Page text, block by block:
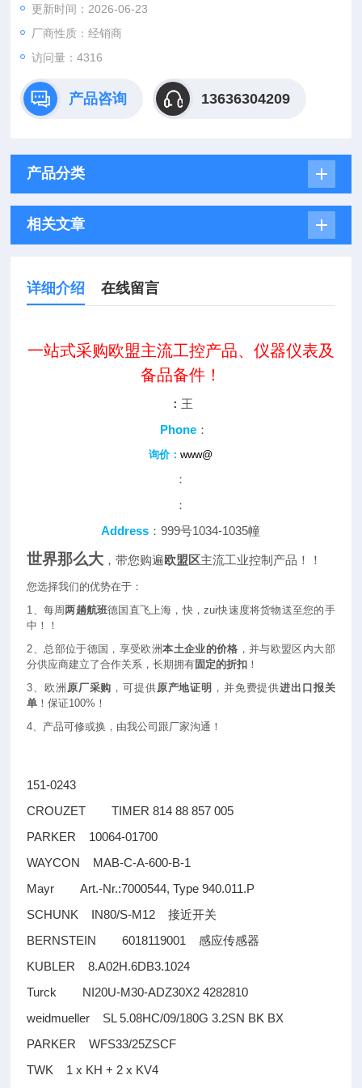
更新时间：2026-06-23
厂商性质：经销商
访问量：4316
产品咨询 13636304209
产品分类
相关文章
详细介绍 在线留言
一站式采购欧盟主流工控产品、仪器仪表及
备品备件！
： 王
Phone：
询价：www@
：
：
Address ：999号1034-1035幢
世界那么大 ，带您购遍欧盟区主流工业控制产品！！
您选择我们的优势在于：
1、每周两趟航班德国直飞上海，快，zui快速度将货物送至您的手
中！！
2、总部位于德国，享受欧洲本土企业的价格 ，并与欧盟区内大部
分供应商建立了合作关系，长期拥有固定的折扣 ！
3、欧洲 原厂采购 ，可提供原产地证明 ，并免费提供进出口报关
单 ！保证100%！
4、产品可修或换，由我公司跟厂家沟通！
151-0243
CROUZET TIMER 814 88 857 005
PARKER 10064-01700
WAYCON MAB-C-A-600-B-1
Mayr Art.-Nr.:7000544, Type 940.011.P
SCHUNK IN80/S-M12接近开关
BERNSTEIN 6018119001感应传感器
KUBLER 8.A02H.6DB3.1024
Turck NI20U-M30-ADZ30X2 4282810
weidmueller SL 5.08HC/09/180G 3.2SN BK BX
PARKER WFS33/25ZSCF
TWK 1 x KH + 2 x KV4